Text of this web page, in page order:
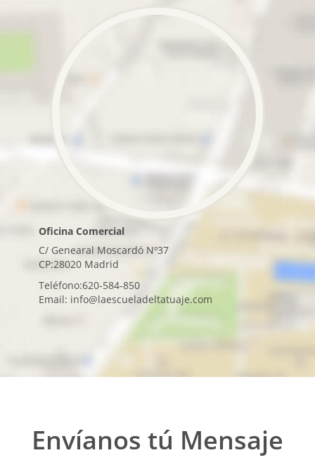
Oficina Comercial
C/ Genearal Moscardó Nº37
CP:28020 Madrid
Teléfono:620-584-850
Email: info@laescueladeltatuaje.com
Envíanos tú Mensaje